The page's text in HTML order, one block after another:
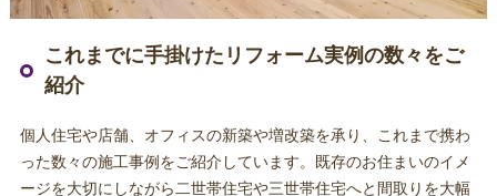
これまでに手掛けたリフォーム実例の数々をご
紹介
個人住宅や店舗、オフィスの新築や増改築を承り、これまで携わ
った数々の施工事例をご紹介しています。既存のお住まいのイメ
ージを大切にしながら二世帯住宅や三世帯住宅へと間取りを大幅